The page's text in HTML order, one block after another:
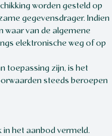
worden gesteld op
gegevensdrager. Indien
waar van de algemene
elektronische weg of op
toepassing zijn, is het
steeds beroepen
het aanbod vermeld.